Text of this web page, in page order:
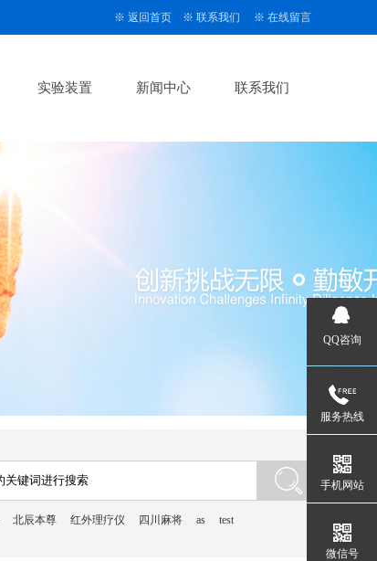
※ 返回首页 ※ 联系我们 ※ 在线留言
实验装置 新闻中心 联系我们
北辰本尊 红外理疗仪 四川麻将 as test
QQ咨询
服务热线
手机网站
微信号